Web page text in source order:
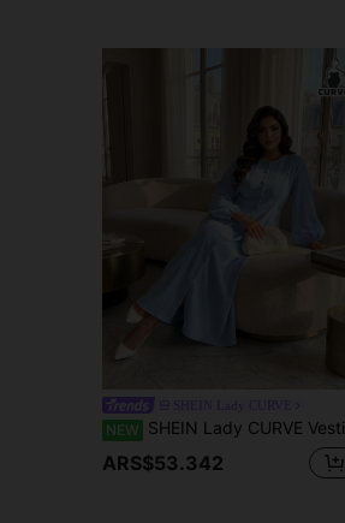
NEW SHEIN Lady CURVE Vestido de Talla Grande unicolor con Mangas de Linterna y Botones Delanteros
ARS$53.342